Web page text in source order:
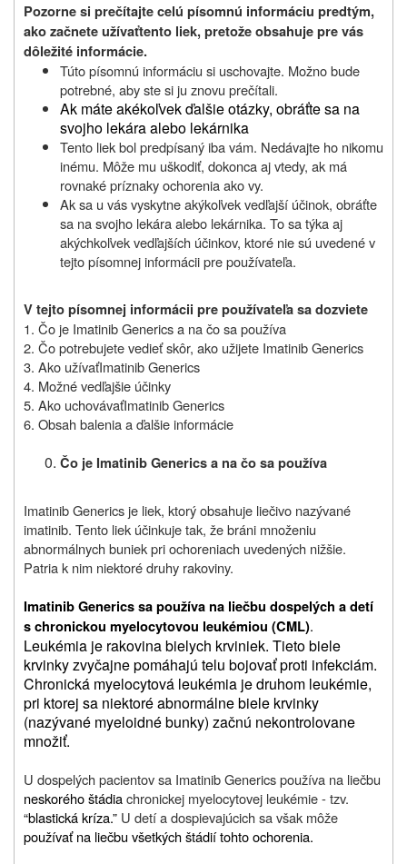
Pozorne si prečítajte celú písomnú informáciu predtým,
ako začnete užívaťtento liek, pretože obsahuje pre vás
dôležité informácie.
Túto písomnú informáciu si uschovajte. Možno bude
potrebné, aby ste si ju znovu prečítali.
Ak máte akékoľvek ďalšie otázky, obráťte sa na
svojho lekára alebo lekárnika
Tento liek bol predpísaný iba vám. Nedávajte ho nikomu
inému. Môže mu uškodiť, dokonca aj vtedy, ak má
rovnaké príznaky ochorenia ako vy.
Ak sa u vás vyskytne akýkoľvek vedľajší účinok, obráťte
sa na svojho lekára alebo lekárnika. To sa týka aj
akýchkoľvek vedľajších účinkov, ktoré nie sú uvedené v
tejto písomnej informácii pre používateľa.
V tejto písomnej informácii pre používateľa sa dozviete
1. Čo je Imatinib Genericsa na čo sa používa
2. Čo potrebujete vedieť skôr, ako užijete Imatinib Generics
3. Ako užívaťImatinib Generics
4. Možné vedľajšie účinky
5. Ako uchovávaťImatinib Generics
6. Obsah balenia a ďalšie informácie
Čo je Imatinib Genericsa na čo sa používa
Imatinib Generics je liek, ktorý obsahuje liečivo nazývané
imatinib. Tento liek účinkuje tak, že bráni množeniu
abnormálnych buniek pri ochoreniach uvedených nižšie.
Patria k nim niektoré druhy rakoviny.
Imatinib Generics sa používa na liečbu dospelých a detí
s chronickou myelocytovou leukémiou (CML).
Leukémia je rakovina bielych krviniek. Tieto biele
krvinky zvyčajne pomáhajú telu bojovať proti infekciám.
Chronická myelocytová leukémia je druhom leukémie,
pri ktorej sa niektoré abnormálne biele krvinky
(nazývané myeloidné bunky) začnú nekontrolovane
množiť.
U dospelých pacientov sa Imatinib Generics používa na liečbu
neskorého štádiachronickej myelocytovej leukémie - tzv.
“blastická kríza.” U detí a dospievajúcich sa však môže
používať na liečbu všetkých štádií tohto ochorenia.